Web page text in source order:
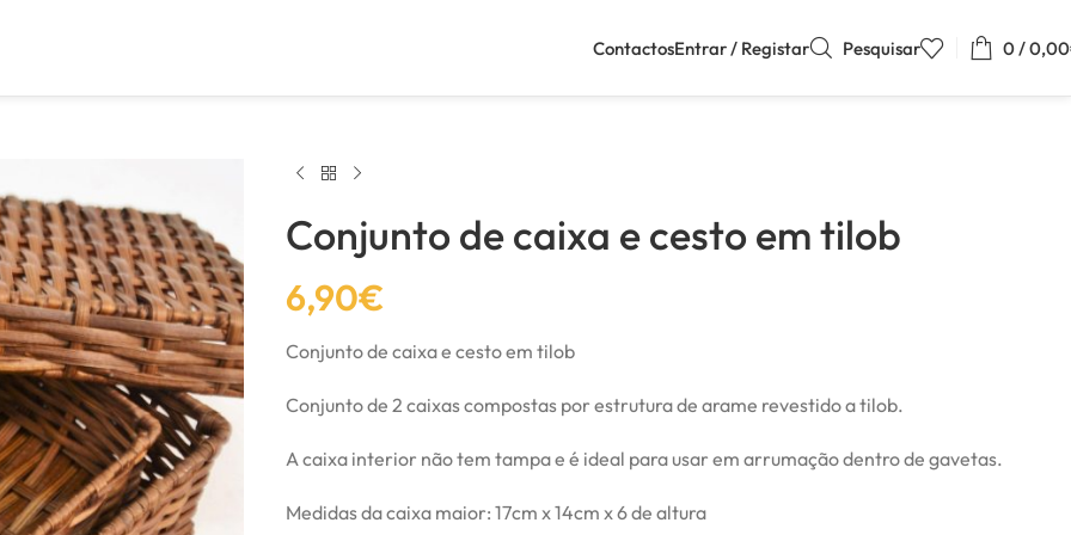
ContactosEntrar / Registar Pesquisar 0/0,00
Conjunto de caixa e cesto em tilob
6,90€
Conjunto de caixa e cesto em tilob
Conjunto de 2 caixas compostas por estrutura de arame revestido a tilob.
A caixa interior não tem tampa e é ideal para usar em arrumação dentro de gavetas.
Medidas da caixa maior: 17cm x 14cm x 6 de altura